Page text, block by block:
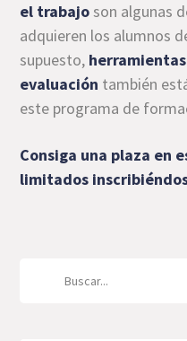
el trabajoson algunas
adquieren los alumnos
supuesto,
evaluación también
este programa de
Consiga una plaza en
limitados